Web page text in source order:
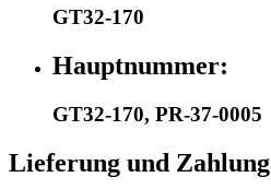
GT32-170
Hauptnummer:
GT32-170, PR-37-0005
Lieferung und Zahlung